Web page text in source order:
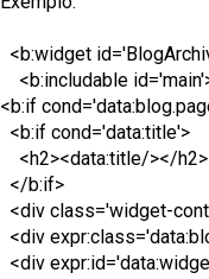
<b:widget
<b:includable
<b:if
<b:if cond='data:title'>
<h2><data:title/></h2>
</b:if>
<div class='widget-
<div
<div